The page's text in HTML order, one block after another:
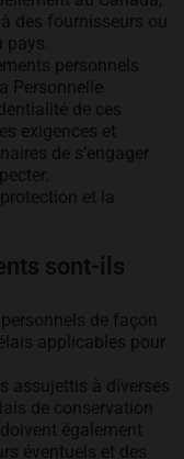
des fournisseurs ou
pays.
personnels
Personnelle
de ces
exigences et
de s’engager
et la
sont-ils
de façon
applicables pour
assujettis à diverses
de conservation
également
éventuels et des